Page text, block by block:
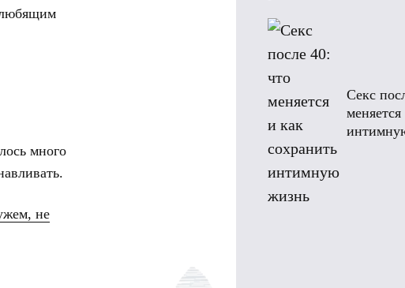
любящим
много
не
Секс